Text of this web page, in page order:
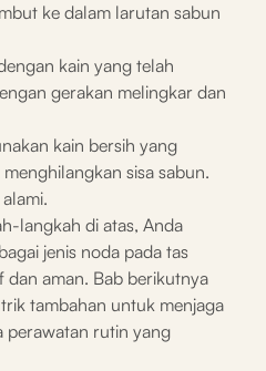
ke dalam larutan sabun
kain yang telah
gerakan melingkar dan
kain bersih yang
sisa sabun.
langkah di atas, Anda
jenis noda pada tas
dan aman. Bab berikutnya
tambahan untuk menjaga
perawatan rutin yang